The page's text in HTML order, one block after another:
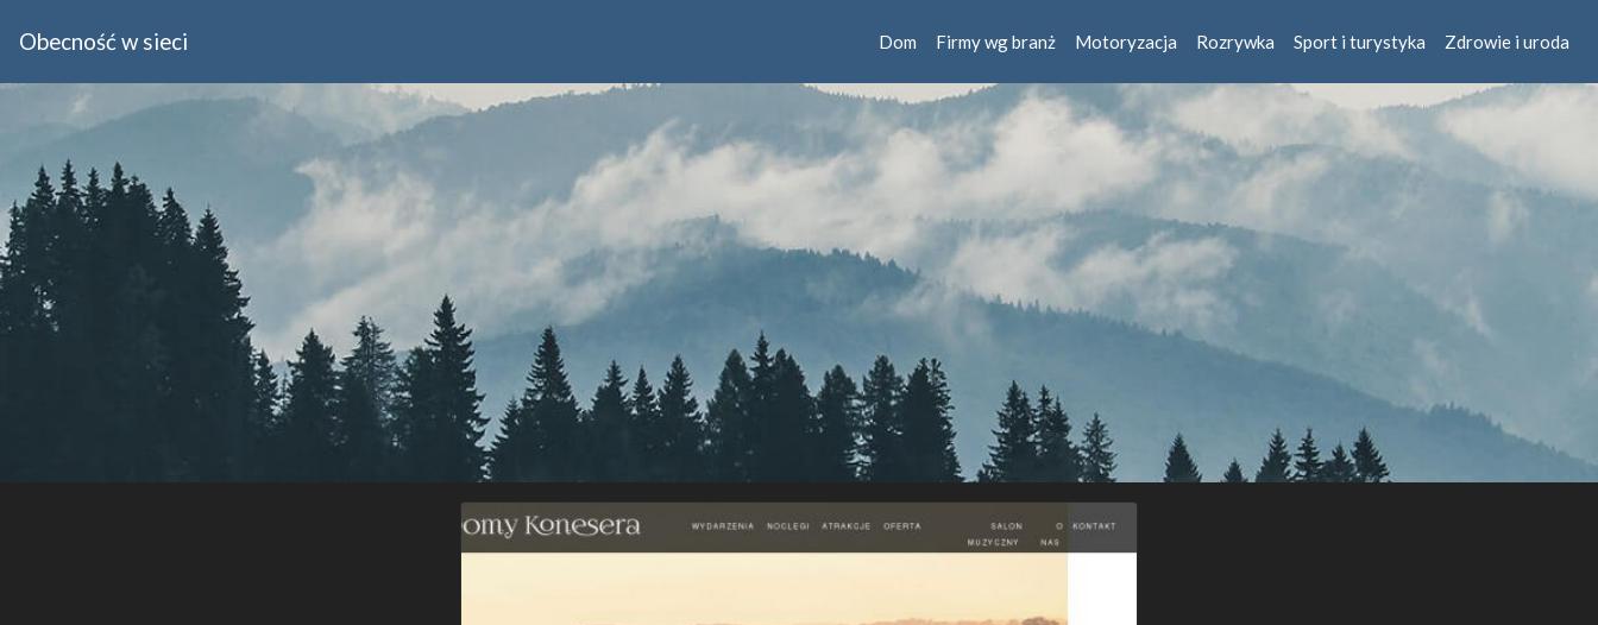
Obecność w sieci Dom Firmy wg branż Motoryzacja Rozrywka Sport i turystyka Zdrowie i uroda